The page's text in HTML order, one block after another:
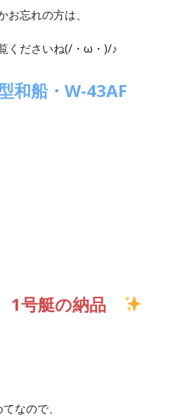
お忘れの方は、
くださいね(/・ω・)/♪
和船・W-43AF
1号艇の納品
なので、